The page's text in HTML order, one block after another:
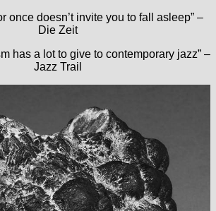
once doesn’t invite you to fall asleep” –
Die Zeit
has a lot to give to contemporary jazz” –
Jazz Trail